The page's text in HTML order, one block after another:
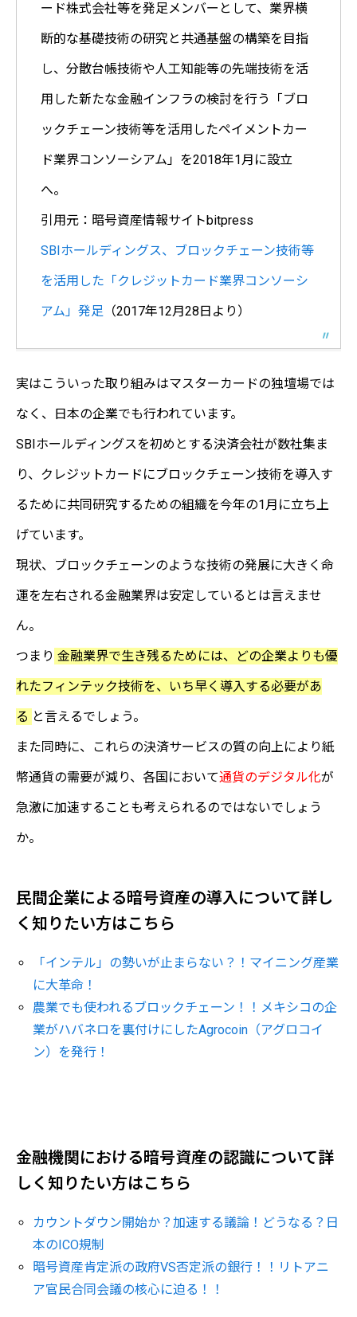
ード株式会社等を発足メンバーとして、業界横
断的な基礎技術の研究と共通基盤の構築を目指
し、分散台帳技術や人工知能等の先端技術を活
用した新たな金融インフラの検討を行う「ブロ
ックチェーン技術等を活用したペイメントカー
ド業界コンソーシアム」を2018年1月に設立
へ。
引用元：暗号資産情報サイトbitpress
SBIホールディングス、ブロックチェーン技術等
を活用した「クレジットカード業界コンソーシ
アム」発足 （2017年12月28日より）
実はこういった取り組みはマスターカードの独壇場では
なく、日本の企業でも行われています。
SBIホールディングスを初めとする決済会社が数社集ま
り、クレジットカードにブロックチェーン技術を導入す
るために共同研究するための組織を今年の1月に立ち上
げています。
現状、ブロックチェーンのような技術の発展に大きく命
運を左右される金融業界は安定しているとは言えませ
ん。
つまり 金融業界で生き残るためには、どの企業よりも優
れたフィンテック技術を、いち早く導入する必要があ
る と言えるでしょう。
また同時に、これらの決済サービスの質の向上により紙
幣通貨の需要が減り、各国において通貨のデジタル化が
急激に加速することも考えられるのではないでしょう
か。
民間企業による暗号資産の導入について詳し
く知りたい方はこちら
「インテル」の勢いが止まらない？！マイニング産業
に大革命！
農業でも使われるブロックチェーン！！メキシコの企
業がハバネロを裏付けにしたAgrocoin（アグロコイ
ン）を発行！
金融機関における暗号資産の認識について詳
しく知りたい方はこちら
カウントダウン開始か？加速する議論！どうなる？日
本のICO規制
暗号資産肯定派の政府VS否定派の銀行！！リトアニ
ア官民合同会議の核心に迫る！！